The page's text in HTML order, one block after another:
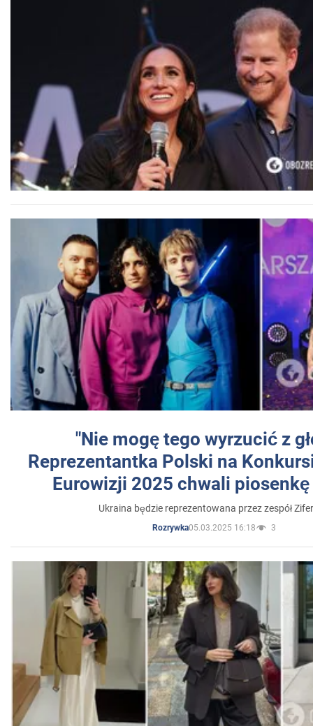
"Nie mogę tego wyrzucić z
Reprezentantka Polski na
Eurowizji 2025 chwali
Ukraina będzie reprezentowana przez zespół
Rozrywka05.03.2025 16:18 3